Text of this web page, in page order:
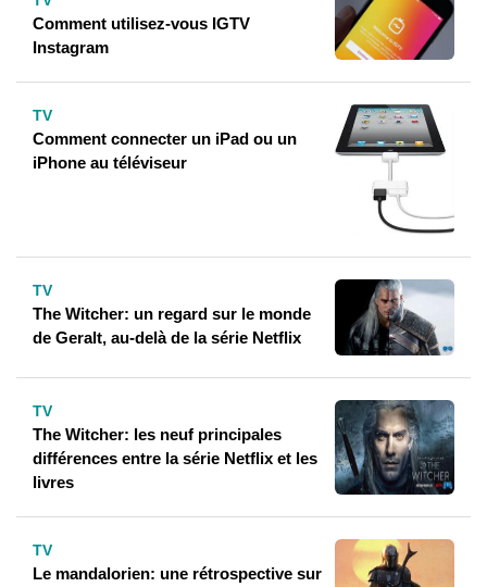
Comment utilisez-vous IGTV
Instagram
TV
Comment connecter un iPad ou un
iPhone au téléviseur
TV
The Witcher: un regard sur le monde
de Geralt, au-delà de la série Netflix
TV
The Witcher: les neuf principales
différences entre la série Netflix et les
livres
TV
Le mandalorien: une rétrospective sur